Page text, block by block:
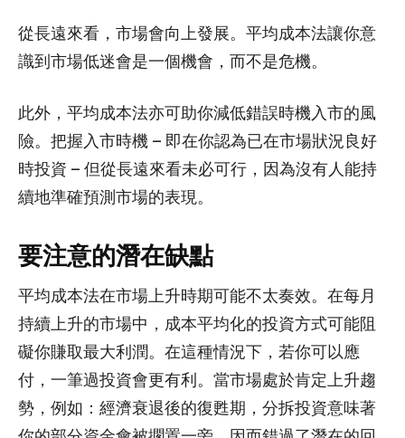
從長遠來看，市場會向上發展。平均成本法讓你意
識到市場低迷會是一個機會，而不是危機。
此外，平均成本法亦可助你減低錯誤時機入市的風
險。把握入市時機 – 即在你認為已在市場狀況良好
時投資 – 但從長遠來看未必可行，因為沒有人能持
續地準確預測市場的表現。
要注意的潛在缺點
平均成本法在市場上升時期可能不太奏效。在每月
持續上升的市場中，成本平均化的投資方式可能阻
礙你賺取最大利潤。在這種情況下，若你可以應
付，一筆過投資會更有利。當市場處於肯定上升趨
勢，例如：經濟衰退後的復甦期，分拆投資意味著